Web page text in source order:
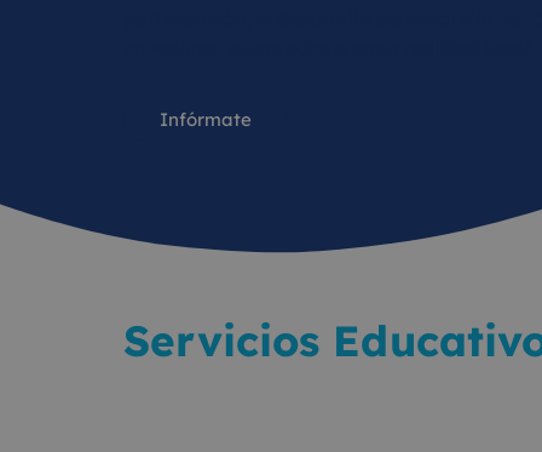
Infórmate
Servicios